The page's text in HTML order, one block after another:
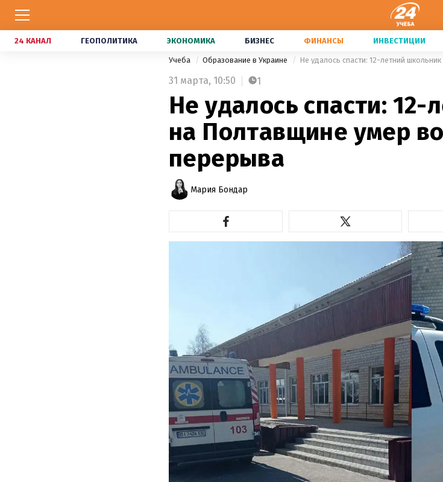
24 КАНАЛ ГЕОПОЛИТИКА ЭКОНОМИКА БИЗНЕС ФИНАНСЫ ИНВЕСТИЦИИ
Учеба Образование в Украине Не удалось спасти: 12-летний
31 марта, 10:50 1
Не удалось спасти:
на Полтавщине умер
перерыва
Мария Бондар